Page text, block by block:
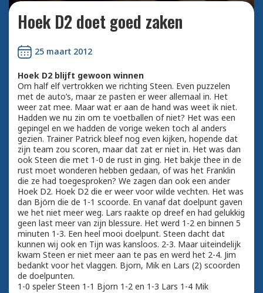
Hoek D2 doet goed zaken
25 maart 2012
Hoek D2 blijft gewoon winnen
Om half elf vertrokken we richting Steen. Even puzzelen
met de auto’s, maar ze pasten er weer allemaal in. Het
weer zat mee. Maar wat er aan de hand was weet ik niet.
Hadden we nu zin om te voetballen of niet? Het was een
gepingel en we hadden de vorige weken toch al anders
gezien. Trainer Patrick bleef nog even kijken, hopende dat
zijn team zou scoren, maar dat zat er niet in. Het was dan
ook Steen die met 1-0 de rust in ging. Het bakje thee in de
rust moet wonderen hebben gedaan, of was het Franklin
die ze had toegesproken? We zagen dan ook een ander
Hoek D2. Hoek D2 die er weer voor wilde vechten. Het was
dan Björn die de 1-1 scoorde. En vanaf dat doelpunt gaven
we het niet meer weg. Lars raakte op dreef en had gelukkig
geen last meer van zijn blessure. Het werd 1-2 en binnen 5
minuten 1-3. Een heel mooi doelpunt. Steen dacht dat
kunnen wij ook en Tijn was kansloos. 2-3. Maar uiteindelijk
kwam Steen er niet meer aan te pas en werd het 2-4. Jim
bedankt voor het vlaggen. Bjorn, Mik en Lars (2) scoorden
de doelpunten.
1-0 speler Steen 1-1 Bjorn 1-2 en 1-3 Lars 1-4 Mik